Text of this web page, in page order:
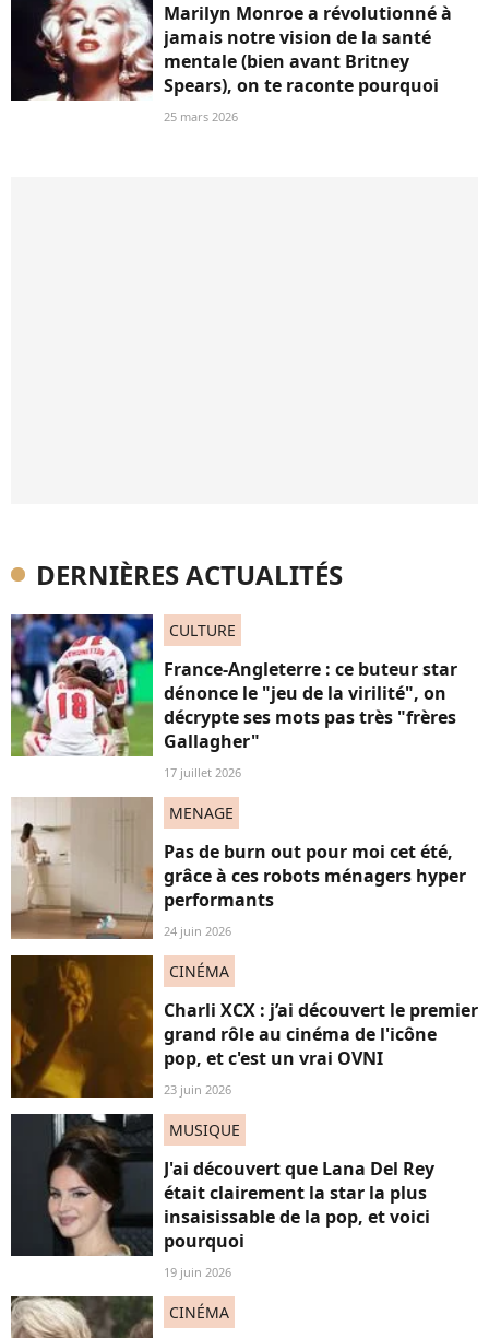
Marilyn Monroe a révolutionné à
jamais notre vision de la santé
mentale (bien avant Britney
Spears), on te raconte pourquoi
25 mars 2026
DERNIÈRES ACTUALITÉS
CULTURE
France-Angleterre : ce buteur star
dénonce le "jeu de la virilité", on
décrypte ses mots pas très "frères
Gallagher"
17 juillet 2026
MENAGE
Pas de burn out pour moi cet été,
grâce à ces robots ménagers hyper
performants
24 juin 2026
CINÉMA
Charli XCX : j’ai découvert le premier
grand rôle au cinéma de l'icône
pop, et c'est un vrai OVNI
23 juin 2026
MUSIQUE
J'ai découvert que Lana Del Rey
était clairement la star la plus
insaisissable de la pop, et voici
pourquoi
19 juin 2026
CINÉMA